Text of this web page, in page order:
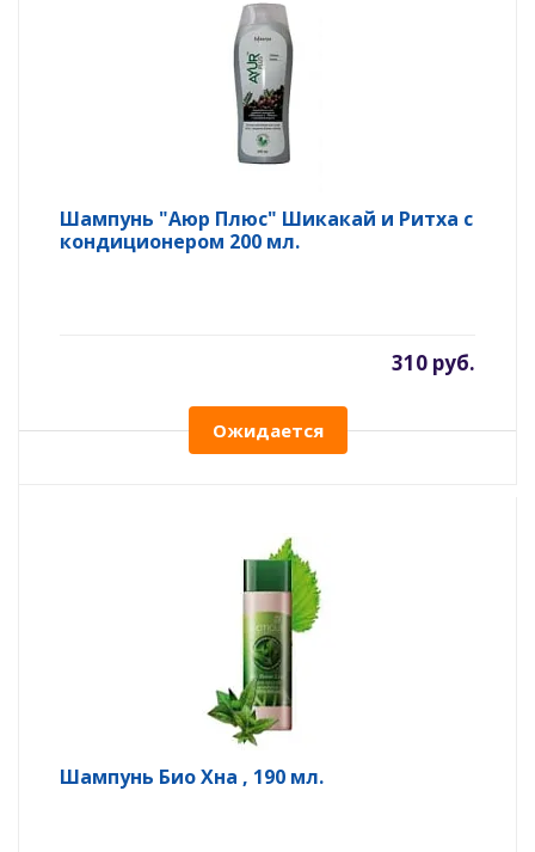
Шампунь "Аюр Плюс" Шикакай и Ритха с
кондиционером 200 мл.
310 руб.
Ожидается
Шампунь Био Хна , 190 мл.